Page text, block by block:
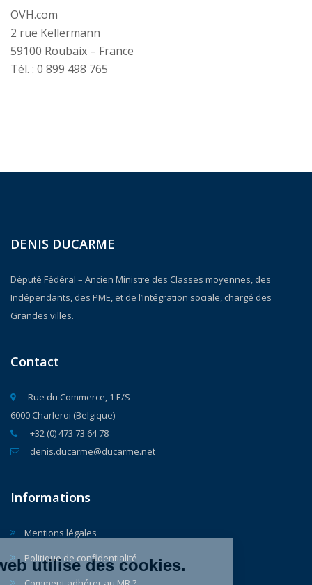
Ce site web utilise des cookies.
OVH.com
2 rue Kellermann
59100 Roubaix – France
Tél. : 0 899 498 765
DENIS DUCARME
Député Fédéral – Ancien Ministre des Classes moyennes, des
Indépendants, des PME, et de l’Intégration sociale, chargé des
Grandes villes.
Contact
Rue du Commerce, 1 E/S
6000 Charleroi (Belgique)
+32 (0) 473 73 64 78
denis.ducarme@ducarme.net
Informations
Mentions légales
Politique de confidentialité